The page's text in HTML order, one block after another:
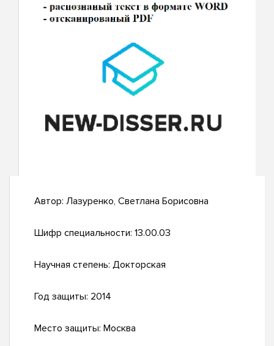
Автор: Лазуренко, Светлана Борисовна
Шифр специальности: 13.00.03
Научная степень: Докторская
Год защиты: 2014
Место защиты: Москва